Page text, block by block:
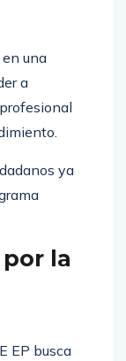
una
a
ya
la
EP busca